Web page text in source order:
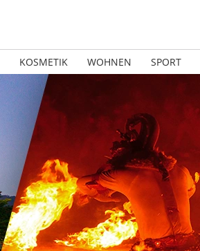
KOSMETIK WOHNEN SPORT